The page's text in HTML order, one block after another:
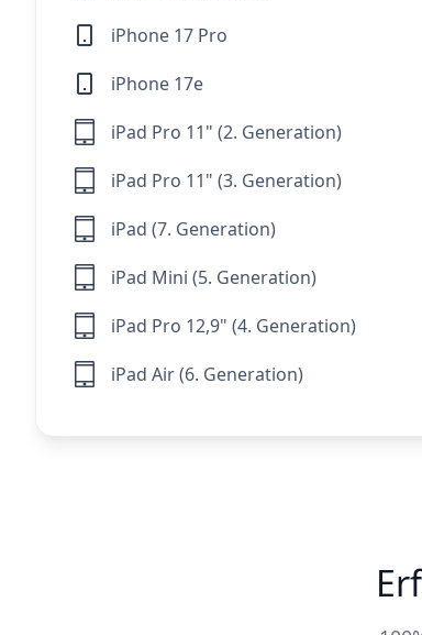
iPhone 17 Pro
iPhone 17e
iPad Pro 11" (2. Generation)
iPad Pro 11" (3. Generation)
iPad (7. Generation)
iPad Mini (5. Generation)
iPad Pro 12,9" (4. Generation)
iPad Air (6. Generation)